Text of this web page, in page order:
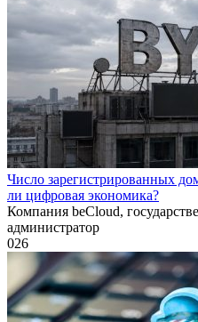
Число зарегистрированных
ли цифровая экономика?
Компания beCloud,
администратор
026